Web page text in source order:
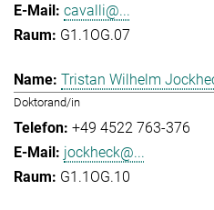
cavalli@...
G1.1OG.07
Tristan Wilhelm
Doktorand/in
+49 4522 763-376
jockheck@...
G1.1OG.10